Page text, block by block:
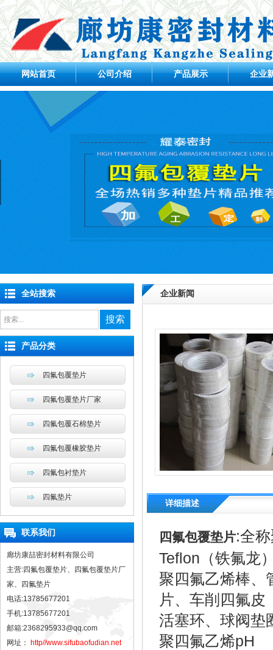
网站首页 公司介绍 产品展示 企业
企业新闻
详细描述
四氟包覆垫片:全
Teflon（铁氟龙
聚四氟乙烯棒、
片、车削四氟皮
活塞环、球阀垫
聚四氟乙烯pH
全站搜索
搜索
产品分类
四氟包覆垫片
四氟包覆垫片厂家
四氟包覆石棉垫片
四氟包覆橡胶垫片
四氟包衬垫片
四氟垫片
联系我们
廊坊康喆密封材料有限公司
主营:四氟包覆垫片、四氟包覆垫片厂
家、四氟垫片
电话:13785677201
手机:13785677201
邮箱:2368295933@qq.com
网址：
http//www.sifubaofudian.net